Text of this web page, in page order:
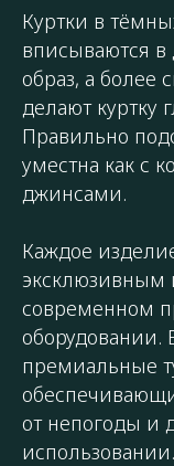
Куртки в
вписываются
образ, а более
делают куртку
Правильно
уместна как с
джинсами.
Каждое
эксклюзивным
современном
оборудовании.
премиальные
от непогоды и
использовании.